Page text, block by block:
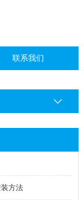
联系我们
方法